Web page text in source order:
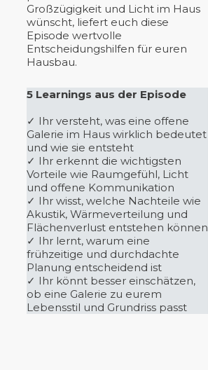
Großzügigkeit und Licht im Haus
wünscht, liefert euch diese
Episode wertvolle
Entscheidungshilfen für euren
Hausbau.
5 Learnings aus der Episode
✓ Ihr versteht, was eine offene
Galerie im Haus wirklich bedeutet
und wie sie entsteht
✓ Ihr erkennt die wichtigsten
Vorteile wie Raumgefühl, Licht
und offene Kommunikation
✓ Ihr wisst, welche Nachteile wie
Akustik, Wärmeverteilung und
Flächenverlust entstehen können
✓ Ihr lernt, warum eine
frühzeitige und durchdachte
Planung entscheidend ist
✓ Ihr könnt besser einschätzen,
ob eine Galerie zu eurem
Lebensstil und Grundriss passt